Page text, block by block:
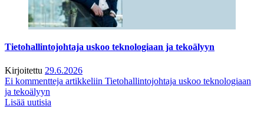
Tietohallintojohtaja uskoo teknologiaan ja tekoälyyn
Kirjoitettu 29.6.2026
Ei kommentteja artikkeliin Tietohallintojohtaja uskoo teknologiaan
ja tekoälyyn
Lisää uutisia